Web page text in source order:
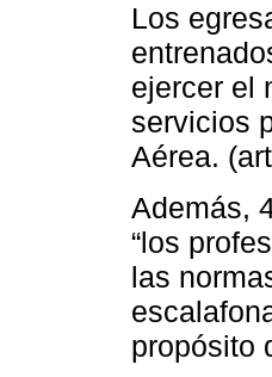
Los
ejercer el
servicios
Aérea.
Además,
“los
las
propósito